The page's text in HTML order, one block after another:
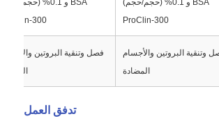
BSA و 0.1% (حجم/حجم)
ProClin-300
BSA و 0.1% (حجم/حجم)
ProClin-300
وتنقية البروتين والأجسام
المضادة
فصل وتنقية البروتين والأجسام
المضادة
تدفق العمل